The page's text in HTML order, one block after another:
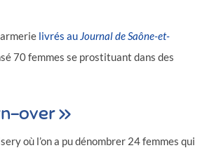
livrés au Journal de Saône-et-
70 femmes se prostituant dans des
over »
où l’on a pu dénombrer 24 femmes qui